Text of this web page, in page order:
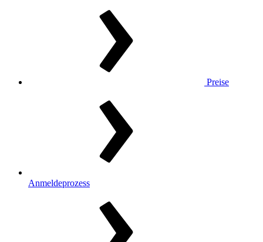
Preise
Anmeldeprozess